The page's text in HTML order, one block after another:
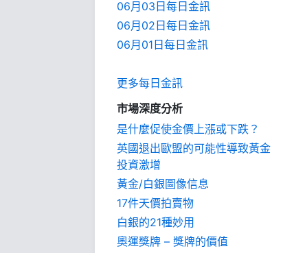
06月03日每日金訊
06月02日每日金訊
06月01日每日金訊
更多每日金訊
市場深度分析
是什麼促使金價上漲或下跌？
英國退出歐盟的可能性導致黃金
投資激增
黃金/白銀圖像信息
17件天價拍賣物
白銀的21種妙用
奧運獎牌 – 獎牌的價值